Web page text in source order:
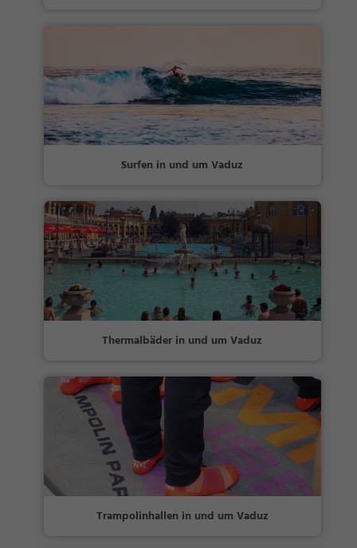
Surfen in und um Vaduz
Thermalbäder in und um Vaduz
Trampolinhallen in und um Vaduz